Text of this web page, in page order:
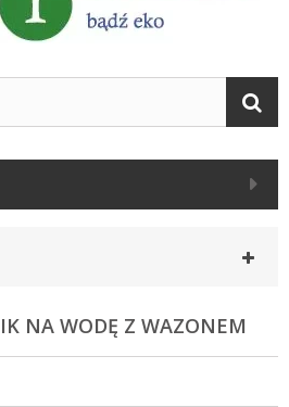
NA WODĘ Z WAZONEM